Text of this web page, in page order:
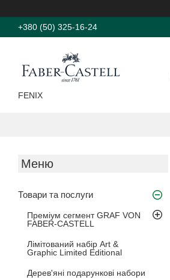
+380 (50) 325-16-24
FENIX
Товари та послуги
Преміум сегмент GRAF VON
FABER-CASTELL
Лімітований набір Art &
Graphic Limited Editional
Дерев'яні подарункові набори